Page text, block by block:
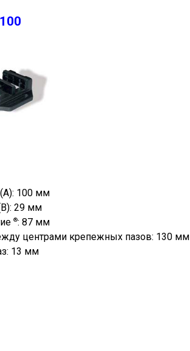
100 мм
29 мм
®: 87 мм
центрами крепежных пазов: 130 мм
13 мм